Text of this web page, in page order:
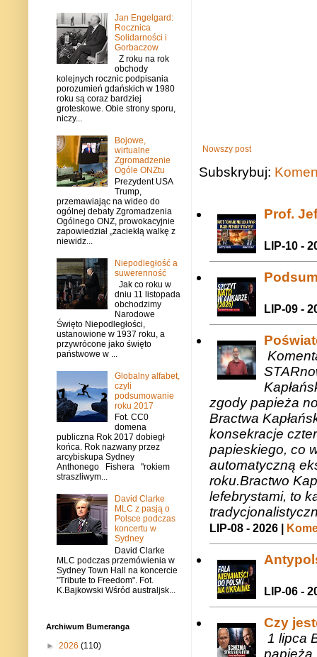
Nowszy post
Subskrybuj:
Prof.
LIP-10 -
LIP-09 -
zgody papieża
Bractwa
konsekracje
papieskiego, co
automatyczną
roku.Bractwo
lefebrystami, to
LIP-08 - 2026 |
LIP-06 -
Czy
1 lipca
Jan Engelgard:
Rocznica
Solidarności i
Gorbaczow
Z roku na rok
obchody
kolejnych rocznic podpisania
porozumień gdańskich w 1980
roku są coraz bardziej
groteskowe. Obie strony sporu,
niczy...
Bojowe,
wirtualne
Zgromadzenie
Ogóle ONZtu
Prezydent USA
Trump,
przemawiając na wideo do
ogólnej debaty Zgromadzenia
Ogólnego ONZ, prowokacyjnie
zapowiedział „zaciekłą walkę z
niewidz...
Niepodległość a
suwerenność
Jak co roku w
dniu 11 listopada
obchodzimy
Narodowe
Święto Niepodległości,
ustanowione w 1937 roku, a
przywrócone jako święto
państwowe w ...
Globalny alfabet,
czyli
podsumowanie
roku 2017
Fot. CC0
domena
publiczna Rok 2017 dobiegł
końca. Rok nazwany przez
arcybiskupa Sydney
Anthonego Fishera "rokiem
straszliwym...
David Clarke
MLC z pasją o
Polsce podczas
koncertu w
Sydney
David Clarke
MLC podczas przemówienia w
Sydney Town Hall na koncercie
"Tribute to Freedom". Fot.
K.Bajkowski Wśród australjsk...
Archiwum Bumeranga
► 2026 (110)